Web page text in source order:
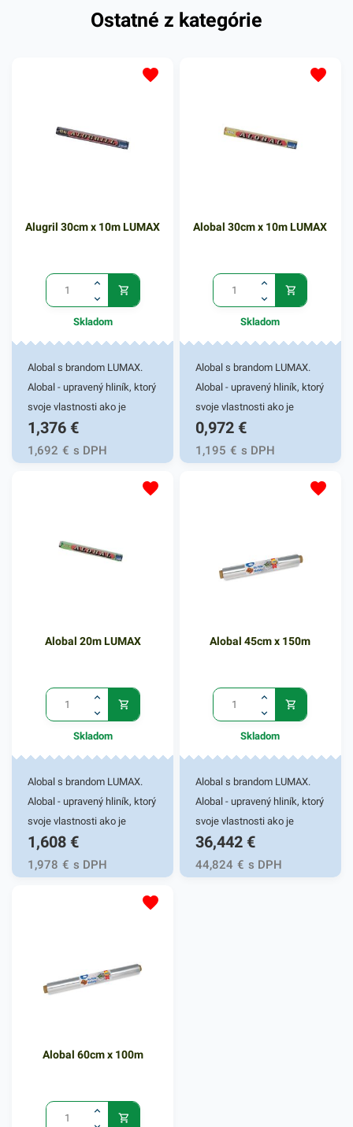
Ostatné z kategórie
Alugril 30cm x 10m LUMAX
Skladom
Alobal s brandom LUMAX.
Alobal - upravený hliník, ktorý
svoje vlastnosti ako je
vysoká teplotná izolácia,
nepriedušnosť, zachovanie
tvaru a
kuchyni, pri grilovačkách a
pod. Šírka 30cm, dĺžka
1,376 €
1,692 € s DPH
Alobal 30cm x 10m LUMAX
Skladom
Alobal s brandom LUMAX.
Alobal - upravený hliník, ktorý
svoje vlastnosti ako je
vysoká teplotná izolácia,
nepriedušnosť, zachovanie
tvaru a nepriepustnosť
využíva pri príprave jedál a
30cm, dĺžka návinu je 10m.
0,972 €
1,195 € s DPH
Alobal 20m LUMAX
Skladom
Alobal s brandom LUMAX.
Alobal - upravený hliník, ktorý
svoje vlastnosti ako je
vysoká teplotná izolácia,
nepriedušnosť, zachovanie
tvaru a nepriepustnosť
využíva pri príprave jedál a
návinu je 10m.
1,608 €
1,978 € s DPH
Alobal 45cm x 150m
Skladom
Alobal s brandom LUMAX.
Alobal - upravený hliník, ktorý
svoje vlastnosti ako je
vysoká teplotná izolácia,
nepriedušnosť, zachovanie
tvaru a nepriepustnosť
36,442 €
44,824 € s DPH
Alobal 60cm x 100m